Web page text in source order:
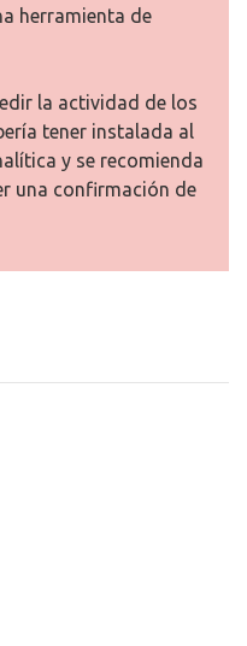
herramienta de
la actividad de los
tener instalada al
y se recomienda
una confirmación de